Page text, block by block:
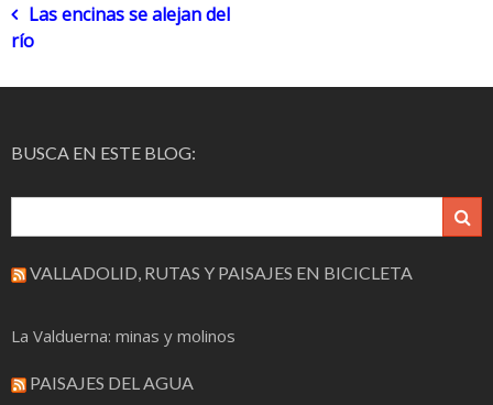
Navegación
Las encinas se alejan del
río
BUSCA EN ESTE BLOG:
VALLADOLID, RUTAS Y PAISAJES EN BICICLETA
La Valduerna: minas y molinos
PAISAJES DEL AGUA